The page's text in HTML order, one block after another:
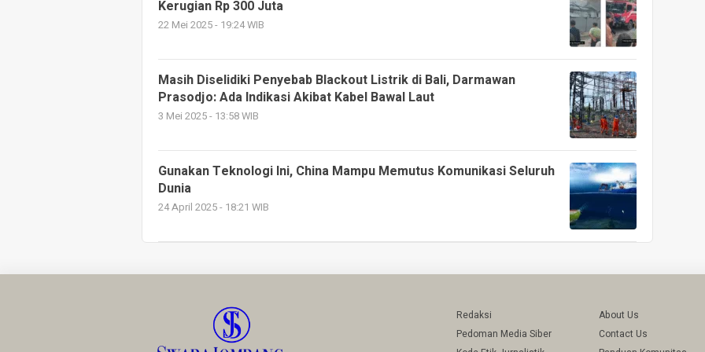
Kerugian Rp 300 Juta
22 Mei 2025 - 19:24 WIB
Masih Diselidiki Penyebab Blackout Listrik di Bali, Darmawan
Prasodjo: Ada Indikasi Akibat Kabel Bawal Laut
3 Mei 2025 - 13:58 WIB
Gunakan Teknologi Ini, China Mampu Memutus Komunikasi Seluruh
Dunia
24 April 2025 - 18:21 WIB
Redaksi
Pedoman Media Siber
About Us
Contact Us